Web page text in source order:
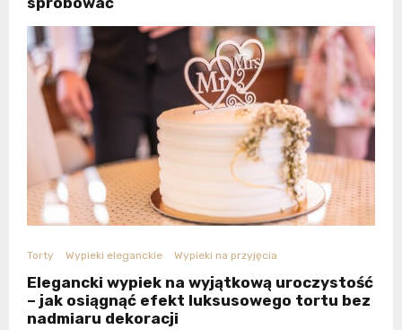
Torty Wypieki eleganckie Wypieki na przyjęcia
Elegancki wypiek na wyjątkową uroczystość
– jak osiągnąć efekt luksusowego tortu bez
nadmiaru dekoracji